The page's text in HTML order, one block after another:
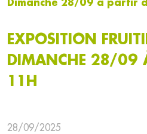
EXPOSITION
DIMANCHE 28/09
11H
28/09/2025